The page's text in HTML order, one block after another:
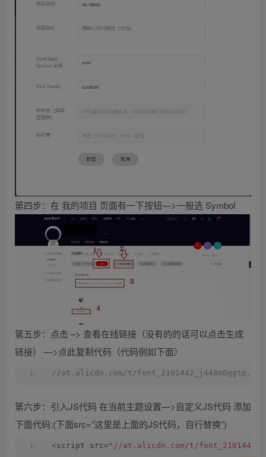
第四步：在 我的项目 页面有一下按钮—>一般选 Symbol
第五步：点击 –> 查看在线链接（没有的的话可以点击生成
链接） —>点此复制代码（代码例如下面）
//at.alicdn.com/t/font_2101442_j448m0ggtp.js
第六步：引入JS代码 在当前主题设置—>自定义JS代码 添加
下面代码:(下面src=”这里是上面的JS代码，自行替换”)
<script src= "//at.alicdn.com/t/